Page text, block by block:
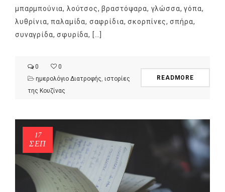
μπαρμπούνια, λούτσος, βραστόψαρα, γλώσσα, γόπα,
λυθρίνια, παλαμίδα, σαφρίδια, σκορπίνες, σπήρα,
συναγρίδα, σφυρίδα, […]
0
0
ημερολόγιο Διατροφής, ιστορίες
της Κουζίνας
READMORE
17
ΣΕΠ